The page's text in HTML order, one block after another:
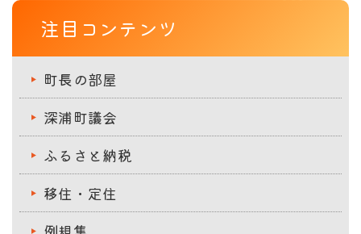
注目コンテンツ
町長の部屋
深浦町議会
ふるさと納税
移住・定住